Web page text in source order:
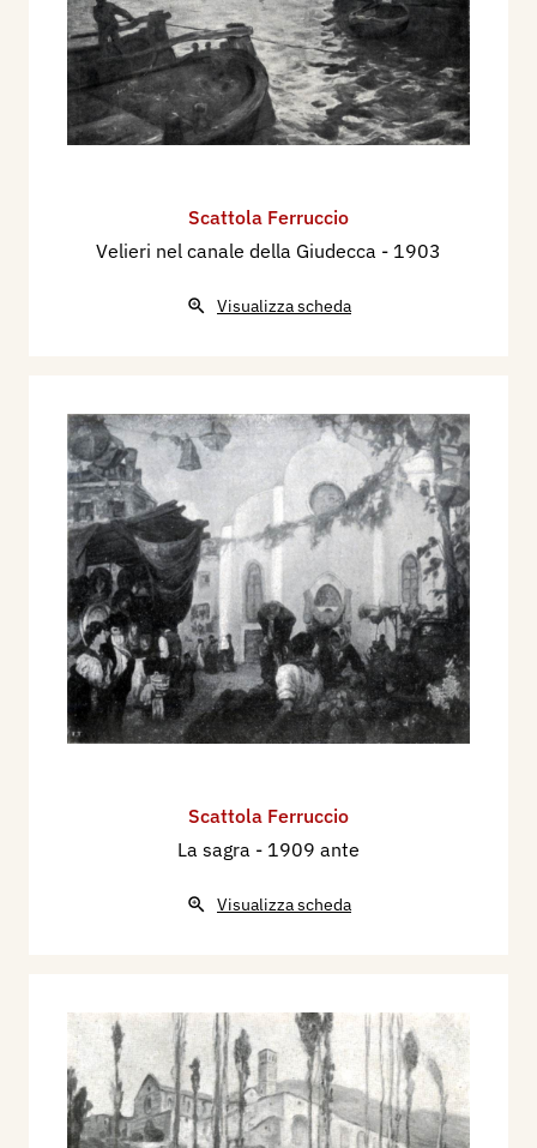
Scattola Ferruccio
Velieri nel canale della Giudecca - 1903
Visualizza scheda
Scattola Ferruccio
La sagra - 1909 ante
Visualizza scheda